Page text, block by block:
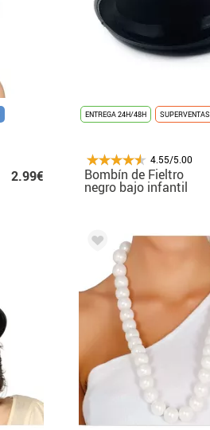
2.99€
ENTREGA 24H/48H SUPERVENTAS
4.55/5.00
Bombín de Fieltro
negro bajo infantil